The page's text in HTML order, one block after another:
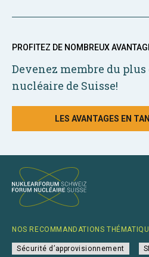
PROFITEZ DE NOMBREUX
Devenez membre du plus
nucléaire de Suisse!
LES AVANTAGES EN
NOS RECOMMANDATIONS
Sécurité d’approvisionnement